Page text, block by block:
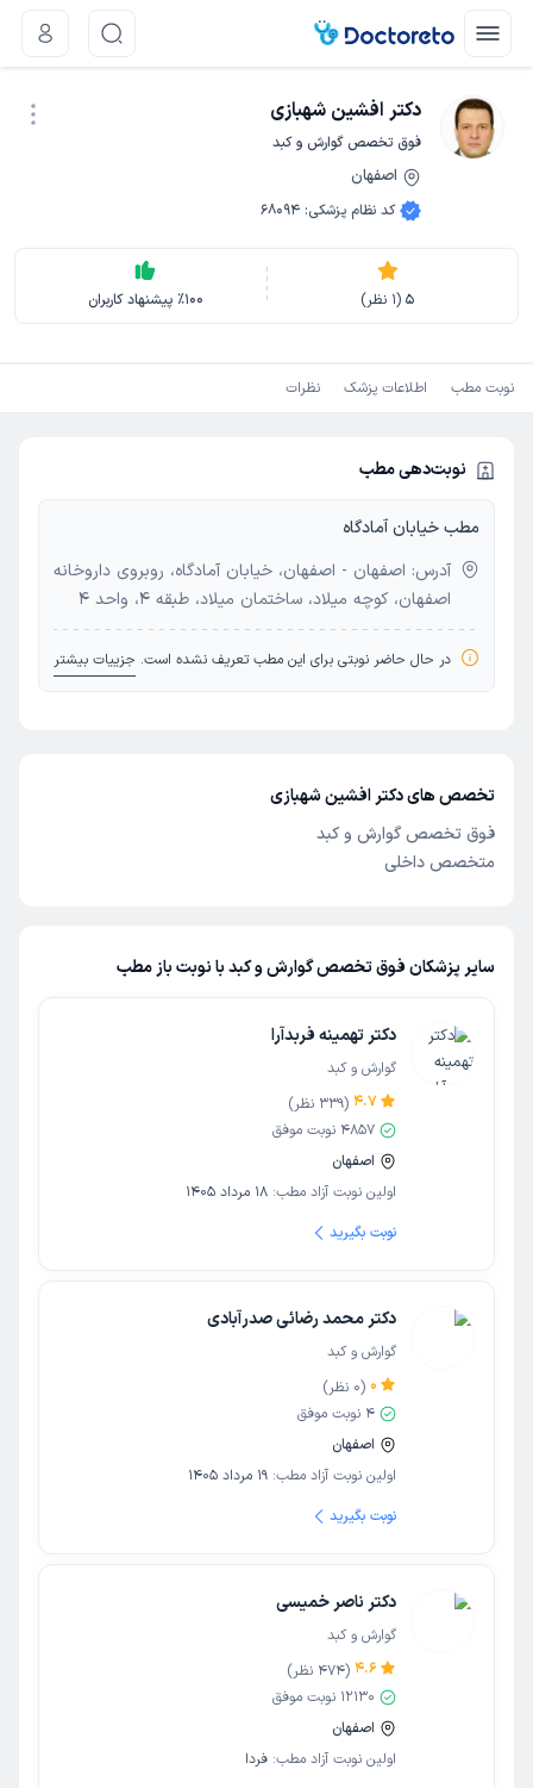
دکتر افشین شهبازی
فوق تخصص گوارش و کبد
اصفهان
کد نظام پزشکی:
68094
5
(
1 نظر) ٪100 پیشنهاد کاربران
نوبت مطب اطلاعات پزشک نظرات
نوبت‌دهی مطب
مطب خیابان آمادگاه
آدرس: اصفهان - اصفهان، خیابان آمادگاه، روبروی داروخانه
اصفهان، کوچه میلاد، ساختمان میلاد، طبقه 4، واحد 4
در حال حاضر نوبتی برای این مطب تعریف نشده است. جزییات بیشتر
تخصص های دکتر افشین شهبازی
فوق تخصص گوارش و کبد
متخصص داخلی
سایر پزشکان فوق تخصص گوارش و کبد با نوبت باز مطب
دکتر تهمینه فربدآرا
گوارش و کبد
4.7
(
339 نظر)
4857 نوبت موفق
اصفهان
اولین نوبت آزاد مطب: 18 مرداد 1405
نوبت بگیرید
دکتر محمد رضائی صدرآبادی
گوارش و کبد
0
(
0 نظر)
4 نوبت موفق
اصفهان
اولین نوبت آزاد مطب: 19 مرداد 1405
نوبت بگیرید
دکتر ناصر خمیسی
گوارش و کبد
4.6
(
474 نظر)
12130 نوبت موفق
اصفهان
اولین نوبت آزاد مطب: فردا